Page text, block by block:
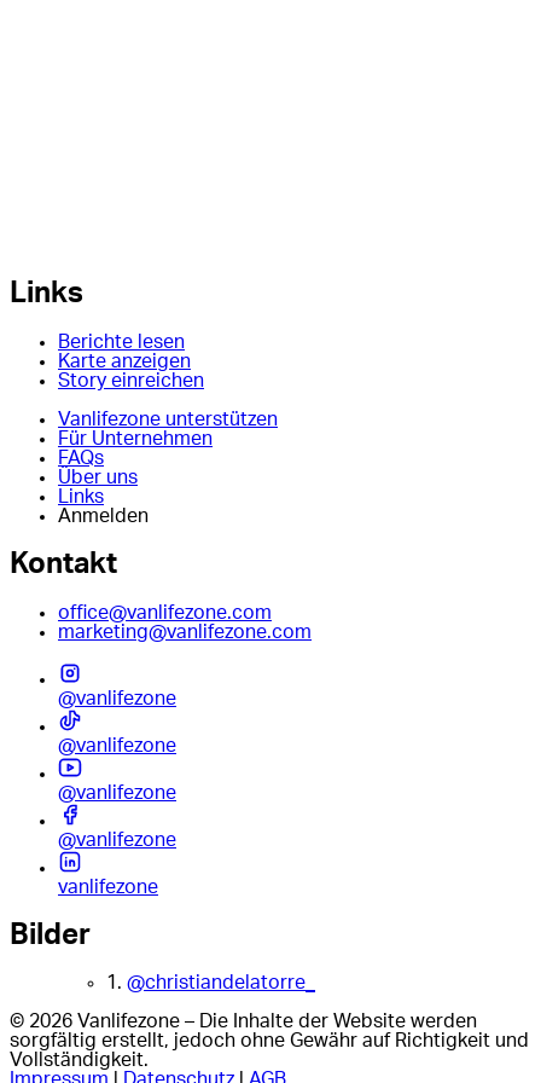
Links
Berichte lesen
Karte anzeigen
Story einreichen
Vanlifezone unterstützen
Für Unternehmen
FAQs
Über uns
Links
Anmelden
Kontakt
office@vanlifezone.com
marketing@vanlifezone.com
@vanlifezone
@vanlifezone
@vanlifezone
@vanlifezone
vanlifezone
Bilder
1. @christiandelatorre_
© 2026 Vanlifezone – Die Inhalte der Website werden
sorgfältig erstellt, jedoch ohne Gewähr auf Richtigkeit und
Vollständigkeit.